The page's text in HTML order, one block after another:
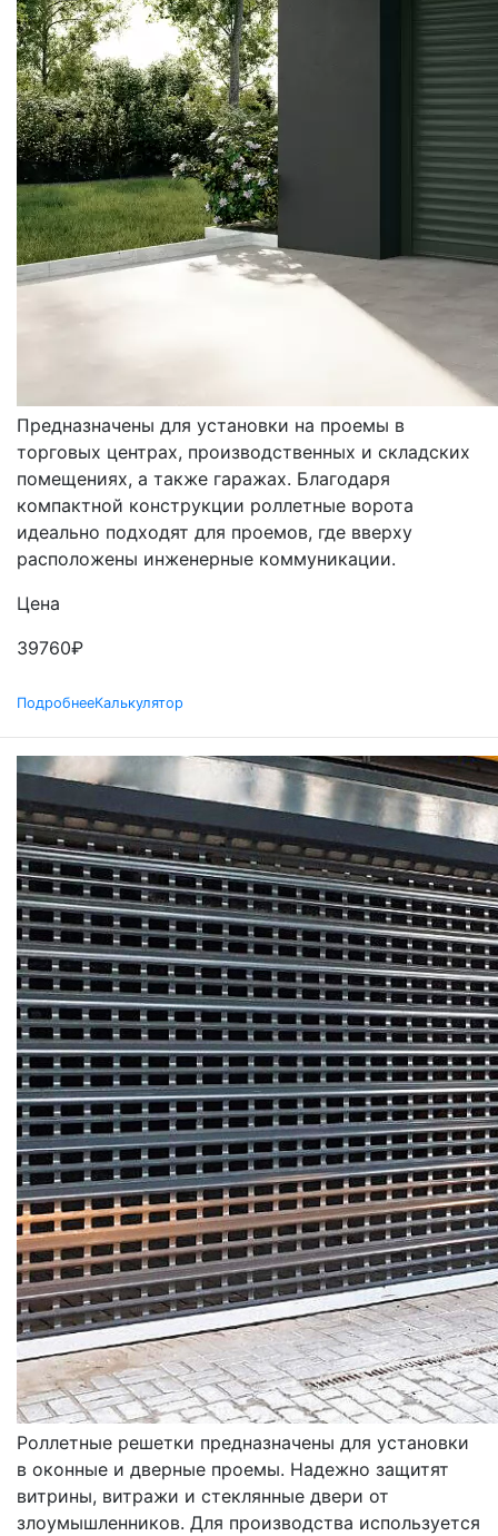
Предназначены для установки на проемы в
торговых центрах, производственных и складских
помещениях, а также гаражах. Благодаря
компактной конструкции роллетные ворота
идеально подходят для проемов, где вверху
расположены инженерные коммуникации.
Цена
39760₽
ПодробнееКалькулятор
ВОРОТА
РЕШЕТЧАТЫЕ
Роллетные решетки предназначены для установки
в оконные и дверные проемы. Надежно защитят
витрины, витражи и стеклянные двери от
злоумышленников. Для производства используется